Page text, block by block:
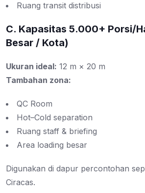
Ruang transit distribusi
C. Kapasitas 5.000+ Porsi/
Besar / Kota)
Ukuran ideal: 12 m × 20 m
Tambahan zona:
QC Room
Hot–Cold separation
Ruang staff & briefing
Area loading besar
Digunakan di dapur percontohan
Ciracas.